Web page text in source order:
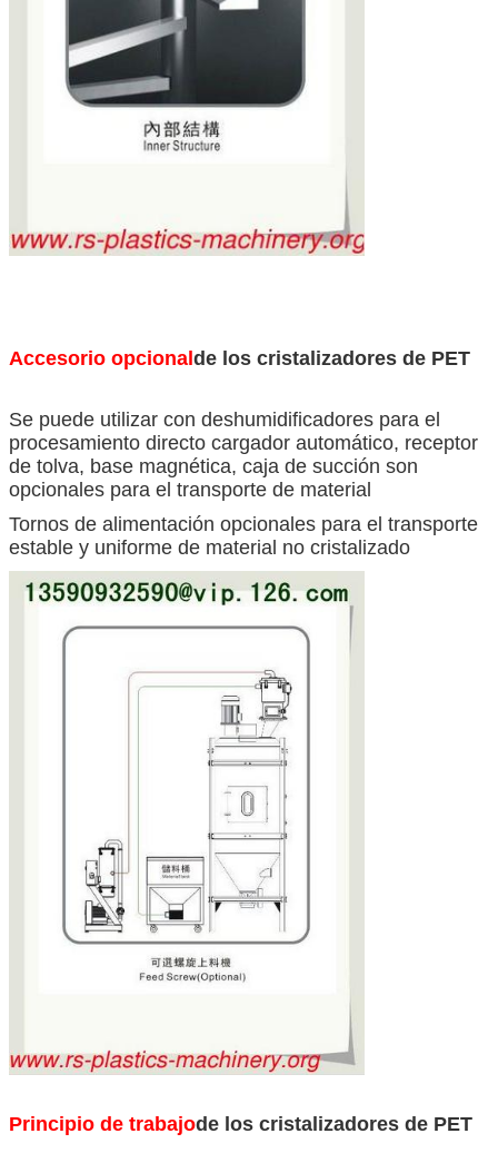
Accesorio opcional de los cristalizadores de PET
Se puede utilizar con deshumidificadores para el
procesamiento directo cargador automático, receptor
de tolva, base magnética, caja de succión son
opcionales para el transporte de material
Tornos de alimentación opcionales para el transporte
estable y uniforme de material no cristalizado
Principio de trabajode los cristalizadores de PET